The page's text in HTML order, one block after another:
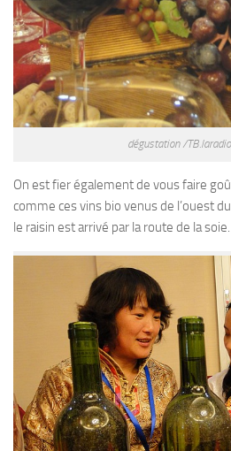
dégustation /
On est fier également de vous faire
comme ces vins bio venus de l’ouest
le raisin est arrivé par la route de la soie.